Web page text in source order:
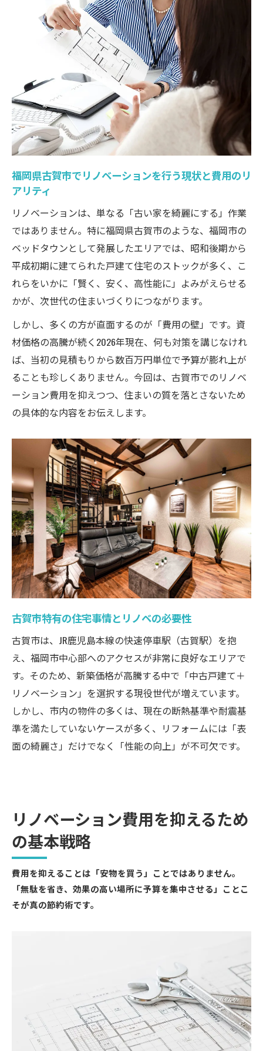
マンス
地元業者が安く提供できる理由
業者選定のチェックポイント
【2026年最新】補助金・助成金の活用術
国の補助金：住宅省エネ2026キャンペーン
古賀市の独自支援制度
500万円・800万円・2000万円の予算別具体的プ
ラン
予算800万円～：性能向上＆LDK統合プラン
予算2,000万円～：スケルトン・フルリノベ
水回りリノベーションのコストダウン・テクニ
ック
設備メーカーの仕入れを理解する
DIYとプロ施工の「法的」境界線
DIYでやっていいこと（法的制限なし）
絶対にプロに任せること（法的・安全上の
理由）
DIYとプロ施工の「法的」境界線
DIYでやっていいこと（法的制限なし）
絶対にプロに任せること（法的・安全上の
理由）
見積もり比較（相見積もり）の極意と騙されな
いポイント
見積書の「内訳」を確認する
「追加費用」の発生条件を契約前に確かめ
る
福岡県古賀市でリノベーションを行う現状と費用のリ
アリティ
リノベーションは、単なる「古い家を綺麗にする」作業
ではありません。特に福岡県古賀市のような、福岡市の
ベッドタウンとして発展したエリアでは、昭和後期から
平成初期に建てられた戸建て住宅のストックが多く、こ
れらをいかに「賢く、安く、高性能に」よみがえらせる
かが、次世代の住まいづくりにつながります。
しかし、多くの方が直面するのが「費用の壁」です。資
材価格の高騰が続く2026年現在、何も対策を講じなけれ
ば、当初の見積もりから数百万円単位で予算が膨れ上が
ることも珍しくありません。今回は、古賀市でのリノベ
ーション費用を抑えつつ、住まいの質を落とさないため
の具体的な内容をお伝えします。
古賀市特有の住宅事情とリノベの必要性
古賀市は、JR鹿児島本線の快速停車駅（古賀駅）を抱
え、福岡市中心部へのアクセスが非常に良好なエリアで
す。そのため、新築価格が高騰する中で「中古戸建て＋
リノベーション」を選択する現役世代が増えています。
しかし、市内の物件の多くは、現在の断熱基準や耐震基
準を満たしていないケースが多く、リフォームには「表
面の綺麗さ」だけでなく「性能の向上」が不可欠です。
リノベーション費用を抑えるため
の基本戦略
費用を抑えることは「安物を買う」ことではありません。
「無駄を省き、効果の高い場所に予算を集中させる」ことこ
そが真の節約術です。